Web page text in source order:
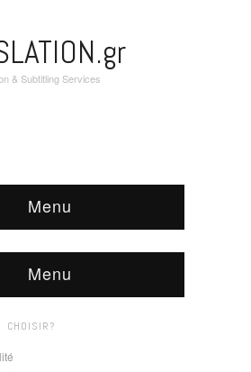
& Subtitling Services
Menu
Menu
CHOISIR?